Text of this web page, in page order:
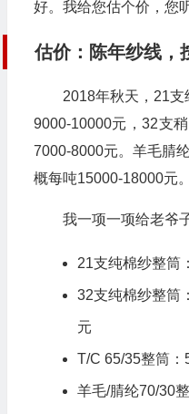
好。我给您估个价，您
估价：陈年纱线，
2018年秋天，21
9000-10000元，32支
7000-8000元。羊毛腈
概每吨15000-18000元。
我一项一项给老爷
21支纯棉纱整筒
32支纯棉纱整筒
元
T/C 65/35整筒：
羊毛/腈纶70/30